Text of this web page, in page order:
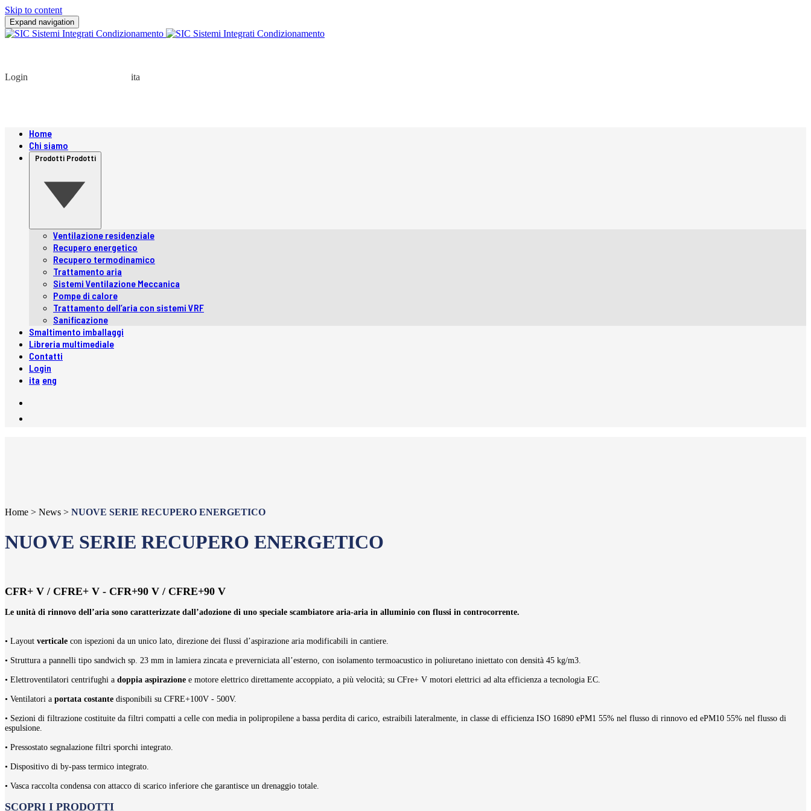
Skip to content
Expand navigation
Login ita
Home
Chi siamo
Prodotti Prodotti
Ventilazione residenziale
Recupero energetico
Recupero termodinamico
Trattamento aria
Sistemi Ventilazione Meccanica
Pompe di calore
Trattamento dell’aria con sistemi VRF
Sanificazione
Smaltimento imballaggi
Libreria multimediale
Contatti
Login
ita eng
Home > News > NUOVE SERIE RECUPERO ENERGETICO
NUOVE SERIE RECUPERO ENERGETICO
CFR+ V / CFRE+ V - CFR+90 V / CFRE+90 V
Le unità di rinnovo dell’aria sono caratterizzate dall’adozione di uno speciale scambiatore aria-aria in alluminio con flussi in controcorrente.
• Layout verticale con ispezioni da un unico lato, direzione dei flussi d’aspirazione aria modificabili in cantiere.
• Struttura a pannelli tipo sandwich sp. 23 mm in lamiera zincata e preverniciata all’esterno, con isolamento termoacustico in poliuretano iniettato con densità 45 kg/m3.
• Elettroventilatori centrifughi a doppia aspirazione e motore elettrico direttamente accoppiato, a più velocità; su CFre+ V motori elettrici ad alta efficienza a tecnologia EC.
• Ventilatori a portata costante disponibili su CFRE+100V - 500V.
• Sezioni di filtrazione costituite da filtri compatti a celle con media in polipropilene a bassa perdita di carico, estraibili lateralmente, in classe di efficienza ISO 16890 ePM1 55% nel flusso di rinnovo ed ePM10 55% nel flusso di
espulsione.
• Pressostato segnalazione filtri sporchi integrato.
• Dispositivo di by-pass termico integrato.
• Vasca raccolta condensa con attacco di scarico inferiore che garantisce un drenaggio totale.
SCOPRI I PRODOTTI